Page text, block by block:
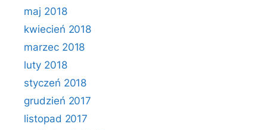
maj 2018
kwiecień 2018
marzec 2018
luty 2018
styczeń 2018
grudzień 2017
listopad 2017